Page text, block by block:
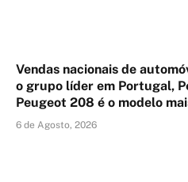
Vendas nacionais de
o grupo líder em Portugal,
Peugeot 208 é o modelo
6 de Agosto, 2026